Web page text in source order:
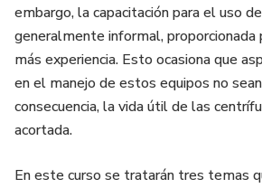
embargo, la capacitación para el uso
generalmente informal, proporcionada
más experiencia. Esto ocasiona que
en el manejo de estos equipos no
consecuencia, la vida útil de las
acortada.
En este curso se tratarán tres temas